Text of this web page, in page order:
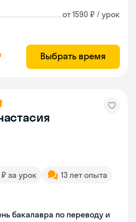
от 1590 ₽ / урок
Выбрать время
₽ за урок
13 лет опыта
бакалавра по переводу и